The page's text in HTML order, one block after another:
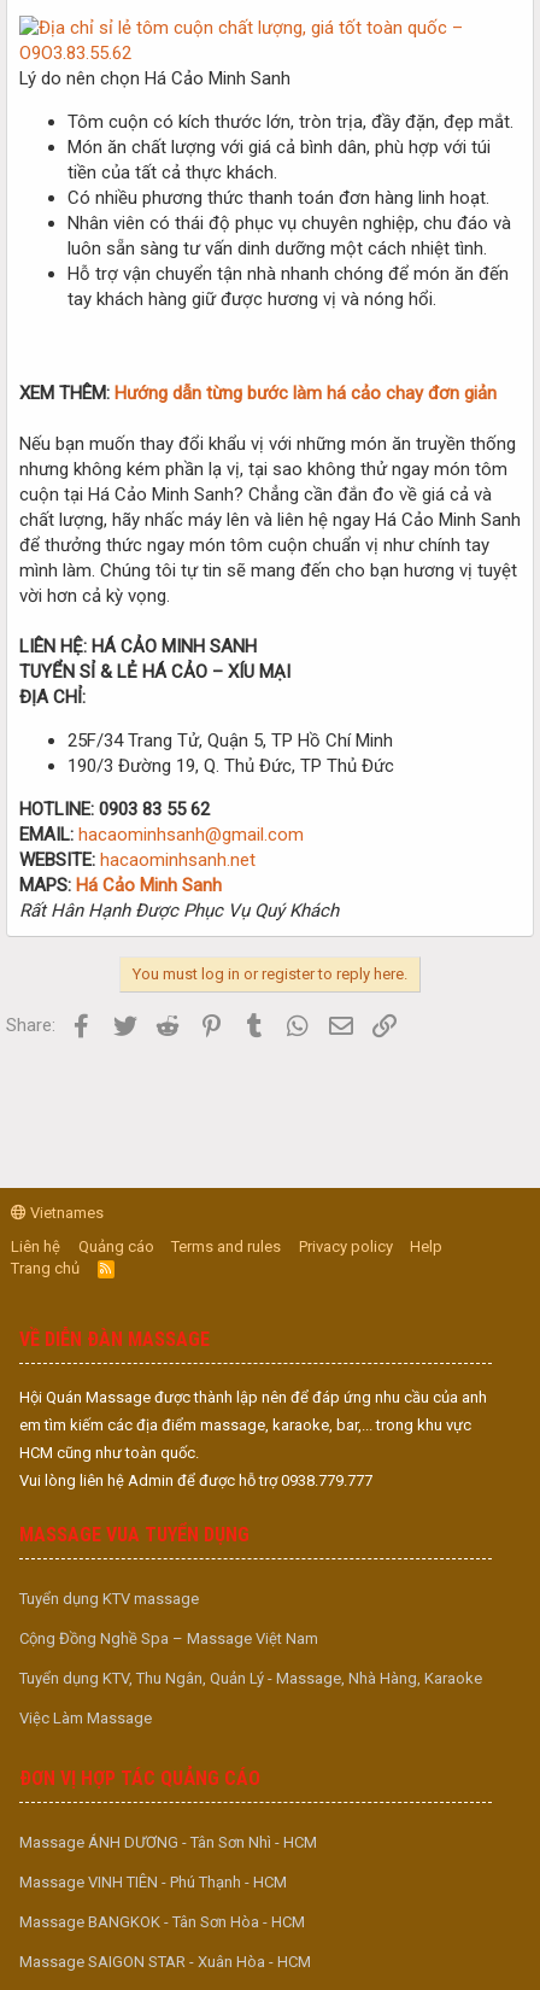
Lý do nên chọn Há Cảo Minh Sanh
Tôm cuộn có kích thước lớn, tròn trịa, đầy đặn, đẹp mắt.
Món ăn chất lượng với giá cả bình dân, phù hợp với túi
tiền của tất cả thực khách.
Có nhiều phương thức thanh toán đơn hàng linh hoạt.
Nhân viên có thái độ phục vụ chuyên nghiệp, chu đáo và
luôn sẵn sàng tư vấn dinh dưỡng một cách nhiệt tình.
Hỗ trợ vận chuyển tận nhà nhanh chóng để món ăn đến
tay khách hàng giữ được hương vị và nóng hổi.
XEM THÊM: Hướng dẫn từng bước làm há cảo chay đơn giản
Nếu bạn muốn thay đổi khẩu vị với những món ăn truyền thống
nhưng không kém phần lạ vị, tại sao không thử ngay món tôm
cuộn tại Há Cảo Minh Sanh? Chẳng cần đắn đo về giá cả và
chất lượng, hãy nhấc máy lên và liên hệ ngay Há Cảo Minh Sanh
để thưởng thức ngay món tôm cuộn chuẩn vị như chính tay
mình làm. Chúng tôi tự tin sẽ mang đến cho bạn hương vị tuyệt
vời hơn cả kỳ vọng.
LIÊN HỆ: HÁ CẢO MINH SANH
TUYỂN SỈ & LẺ HÁ CẢO – XÍU MẠI
ĐỊA CHỈ:
25F/34 Trang Tử, Quận 5, TP Hồ Chí Minh
190/3 Đường 19, Q. Thủ Đức, TP Thủ Đức
HOTLINE: 0903 83 55 62
EMAIL: hacaominhsanh@gmail.com
WEBSITE: hacaominhsanh.net
MAPS: Há Cảo Minh Sanh
Rất Hân Hạnh Được Phục Vụ Quý Khách
You must log in or register to reply here.
Share: Facebook
Twitter Reddit PinterestTumblr WhatsApp
Email
Vietnames
Liên hệ
Quảng cáo Terms and rules Privacy policy
Help
Trang chủ
R
S
VỀ DIỄN ĐÀN MASSAGE
Hội Quán Massage được thành lập nên để đáp ứng nhu cầu của anh
em tìm kiếm các địa điểm massage, karaoke, bar,... trong khu vực
HCM cũng như toàn quốc.
Vui lòng liên hệ Admin để được hỗ trợ 0938.779.777
MASSAGE VUA TUYỂN DỤNG
Tuyển dụng KTV massage
Cộng Đồng Nghề Spa – Massage Việt Nam
Tuyển dụng KTV, Thu Ngân, Quản Lý - Massage, Nhà Hàng, Karaoke
Việc Làm Massage
ĐƠN VỊ HỢP TÁC QUẢNG CÁO
Massage ÁNH DƯƠNG - Tân Sơn Nhì - HCM
Massage VINH TIÊN - Phú Thạnh - HCM
Massage BANGKOK - Tân Sơn Hòa - HCM
Massage SAIGON STAR - Xuân Hòa - HCM